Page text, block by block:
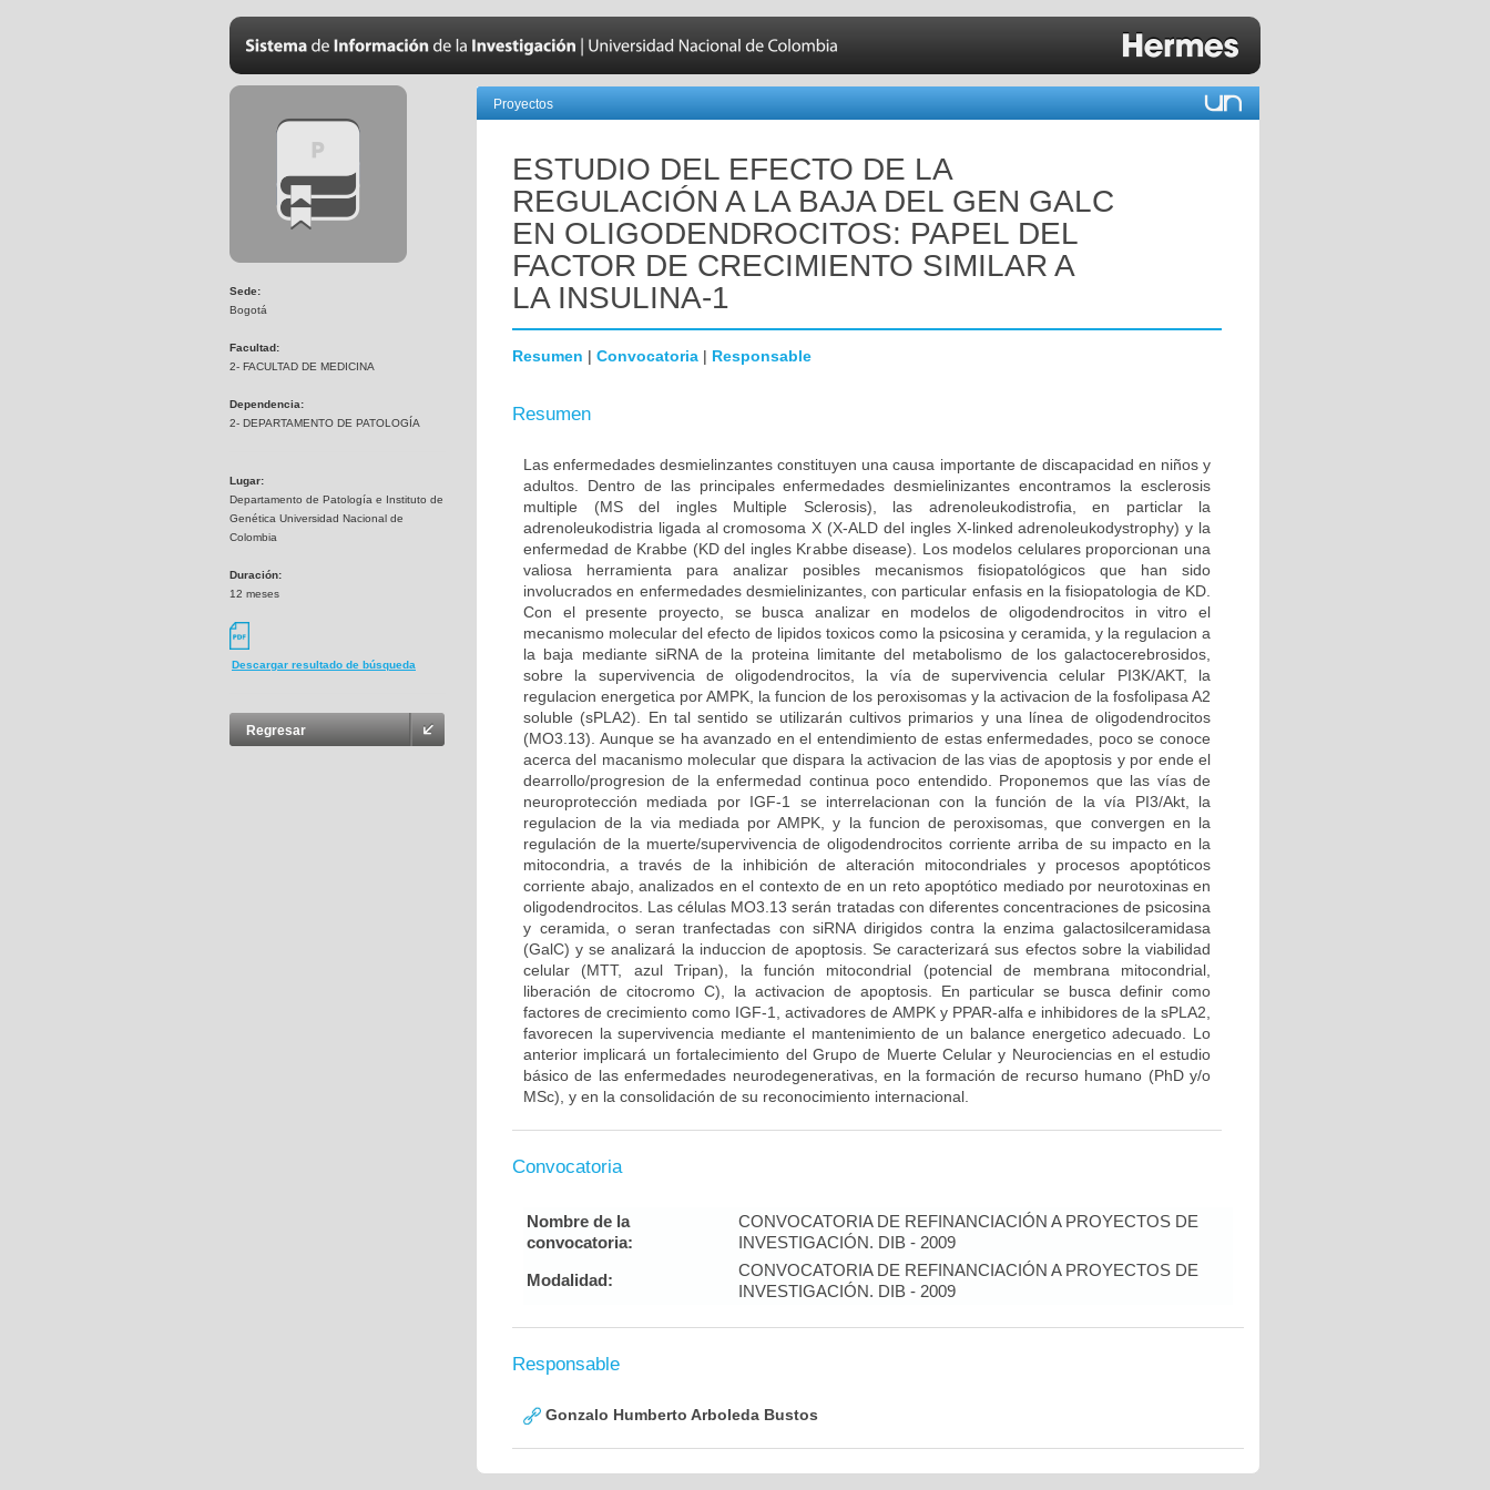
Sede:
Bogotá
Facultad:
2- FACULTAD DE MEDICINA
Dependencia:
2- DEPARTAMENTO DE PATOLOGÍA
Lugar:
Departamento de Patología e Instituto de
Genética Universidad Nacional de
Colombia
Duración:
12 meses
Descargar resultado de búsqueda
Regresar
Proyectos
ESTUDIO DEL EFECTO DE LA
REGULACIÓN A LA BAJA DEL GEN GALC
EN OLIGODENDROCITOS: PAPEL DEL
FACTOR DE CRECIMIENTO SIMILAR A
LA INSULINA-1
Resumen | Convocatoria | Responsable
Resumen
Las enfermedades desmielinzantes constituyen una causa importante de discapacidad en niños y
adultos. Dentro de las principales enfermedades desmielinizantes encontramos la esclerosis
multiple (MS del ingles Multiple Sclerosis), las adrenoleukodistrofia, en particlar la
adrenoleukodistria ligada al cromosoma X (X-ALD del ingles X-linked adrenoleukodystrophy) y la
enfermedad de Krabbe (KD del ingles Krabbe disease). Los modelos celulares proporcionan una
valiosa herramienta para analizar posibles mecanismos fisiopatológicos que han sido
involucrados en enfermedades desmielinizantes, con particular enfasis en la fisiopatologia de KD.
Con el presente proyecto, se busca analizar en modelos de oligodendrocitos in vitro el
mecanismo molecular del efecto de lipidos toxicos como la psicosina y ceramida, y la regulacion a
la baja mediante siRNA de la proteina limitante del metabolismo de los galactocerebrosidos,
sobre la supervivencia de oligodendrocitos, la vía de supervivencia celular PI3K/AKT, la
regulacion energetica por AMPK, la funcion de los peroxisomas y la activacion de la fosfolipasa A2
soluble (sPLA2). En tal sentido se utilizarán cultivos primarios y una línea de oligodendrocitos
(MO3.13). Aunque se ha avanzado en el entendimiento de estas enfermedades, poco se conoce
acerca del macanismo molecular que dispara la activacion de las vias de apoptosis y por ende el
dearrollo/progresion de la enfermedad continua poco entendido. Proponemos que las vías de
neuroprotección mediada por IGF-1 se interrelacionan con la función de la vía PI3/Akt, la
regulacion de la via mediada por AMPK, y la funcion de peroxisomas, que convergen en la
regulación de la muerte/supervivencia de oligodendrocitos corriente arriba de su impacto en la
mitocondria, a través de la inhibición de alteración mitocondriales y procesos apoptóticos
corriente abajo, analizados en el contexto de en un reto apoptótico mediado por neurotoxinas en
oligodendrocitos. Las células MO3.13 serán tratadas con diferentes concentraciones de psicosina
y ceramida, o seran tranfectadas con siRNA dirigidos contra la enzima galactosilceramidasa
(GalC) y se analizará la induccion de apoptosis. Se caracterizará sus efectos sobre la viabilidad
celular (MTT, azul Tripan), la función mitocondrial (potencial de membrana mitocondrial,
liberación de citocromo C), la activacion de apoptosis. En particular se busca definir como
factores de crecimiento como IGF-1, activadores de AMPK y PPAR-alfa e inhibidores de la sPLA2,
favorecen la supervivencia mediante el mantenimiento de un balance energetico adecuado. Lo
anterior implicará un fortalecimiento del Grupo de Muerte Celular y Neurociencias en el estudio
básico de las enfermedades neurodegenerativas, en la formación de recurso humano (PhD y/o
MSc), y en la consolidación de su reconocimiento internacional.
Convocatoria
Nombre de la
convocatoria:
CONVOCATORIA DE REFINANCIACIÓN A PROYECTOS DE
INVESTIGACIÓN. DIB - 2009
Modalidad:
CONVOCATORIA DE REFINANCIACIÓN A PROYECTOS DE
INVESTIGACIÓN. DIB - 2009
Responsable
Gonzalo Humberto Arboleda Bustos